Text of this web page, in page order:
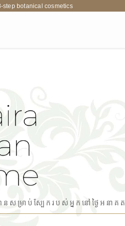
botanical cosmetics
ានសម្រាប់ស្បែករបស់អ្នកនៅថ្ងៃអនាគត